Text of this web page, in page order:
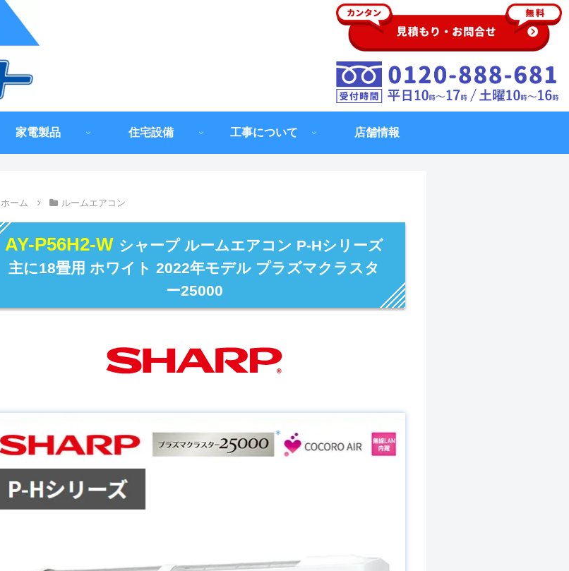
家電製品 住宅設備 工事について 店舗情報
ホーム ルームエアコン
AY-P56H2-W シャープ ルームエアコン P-Hシリーズ
主に18畳用 ホワイト 2022年モデル プラズマクラスタ
ー25000